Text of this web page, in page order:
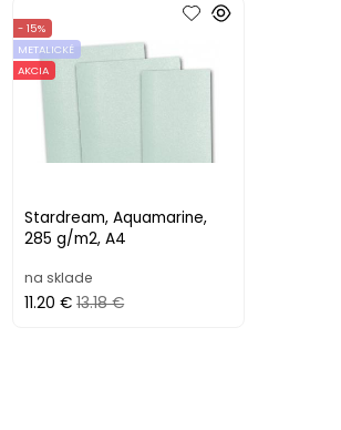
Stardream, Aquamarine,
285 g/m2, A4
- 15%
METALICKÉ
AKCIA
na sklade
11.20 € 13.18 €